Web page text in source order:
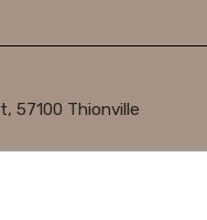
57100 Thionville